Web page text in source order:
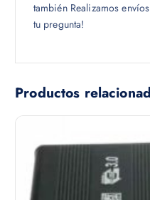
también Realizamos
tu pregunta!
Productos